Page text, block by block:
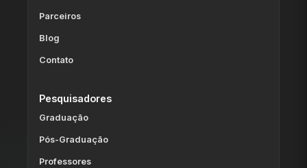
Parceiros
Blog
Contato
Pesquisadores
Graduação
Pós-Graduação
Professores